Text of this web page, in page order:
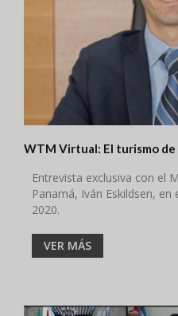
WTM Virtual: El turismo de
Entrevista exclusiva con el
Panamá, Iván Eskildsen,
2020.
VER MÁS